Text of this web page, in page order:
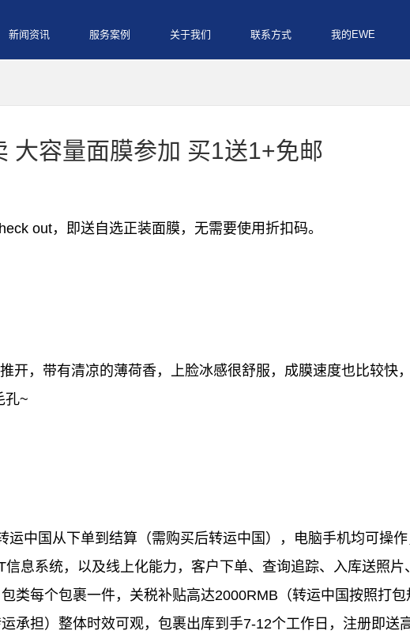
新闻资讯 服务案例 关于我们 联系方式 我的EWE
大容量面膜参加 买1送1+免邮
out，即送自选正装面膜，无需要使用折扣码。
开，带有清凉的薄荷香，上脸冰感很舒服，成膜速度也比较快
孔~
中国从下单到结算（需购买后转运中国），电脑手机均可操作
息系统，以及线上化能力，客户下单、查询追踪、入库送照
类每个包裹一件，关税补贴高达2000RMB（转运中国按照打
承担）整体时效可观，包裹出库到手7-12个工作日，注册即送